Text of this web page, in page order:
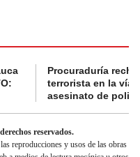
Procuraduría
terrorista en la vía
asesinato de
reservados.
reproducciones y usos de las obras